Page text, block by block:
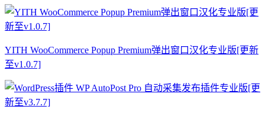
YITH WooCommerce Popup Premium弹出窗口汉化专业版[更新
至v1.0.7]